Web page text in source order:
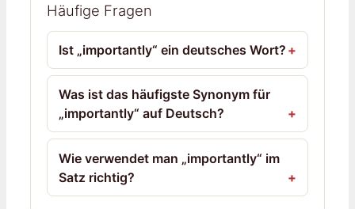
Häufige Fragen
Ist „importantly“ ein deutsches Wort?
Was ist das häufigste Synonym für
„importantly“ auf Deutsch?
Wie verwendet man „importantly“ im
Satz richtig?